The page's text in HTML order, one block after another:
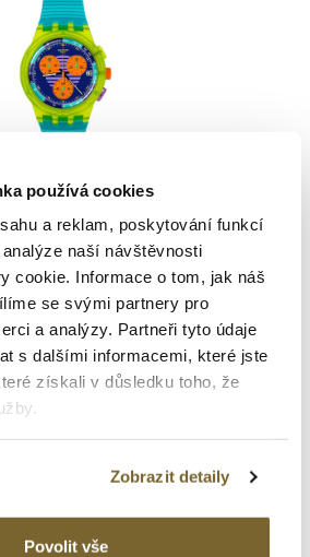
používá cookies
a reklam, poskytování funkcí
naší návštěvnosti
cookie. Informace o tom, jak náš
se svými partnery pro
a analýzy. Partneři tyto údaje
s dalšími informacemi, které jste
získali v důsledku toho, že
Zobrazit detaily
Povolit vše
WAVE
ORIGINALS
3 190 Kč